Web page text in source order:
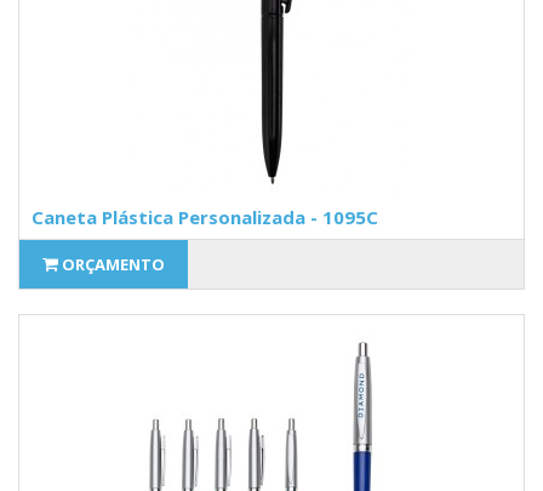
Caneta Plástica Personalizada - 1095C
ORÇAMENTO